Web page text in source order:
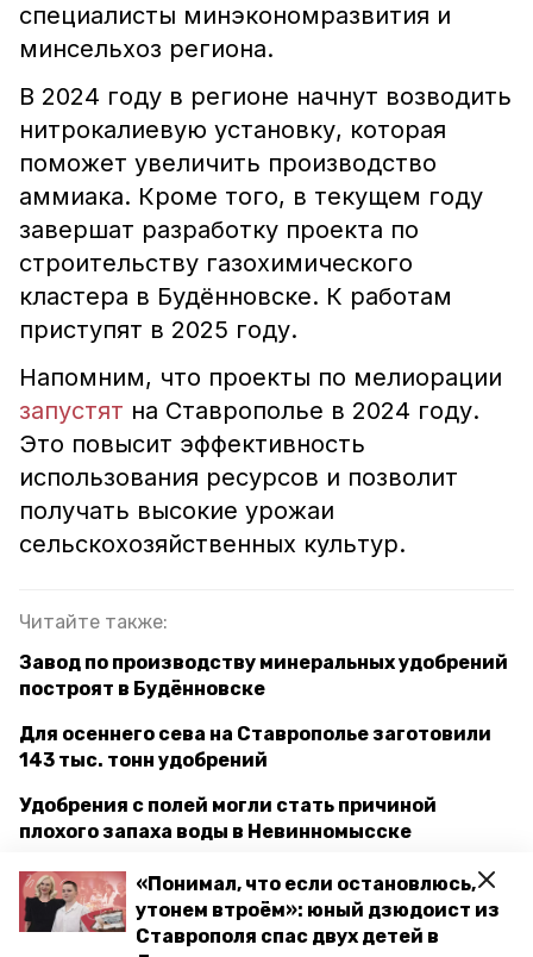
«Понимал, что если остановлюсь,
утонем втроём»: юный дзюдоист из
Ставрополя спас двух детей в
специалисты минэкономразвития и
минсельхоз региона.
В 2024 году в регионе начнут возводить
нитрокалиевую установку, которая
поможет увеличить производство
аммиака. Кроме того, в текущем году
завершат разработку проекта по
строительству газохимического
кластера в Будённовске. К работам
приступят в 2025 году.
Напомним, что проекты по мелиорации
запустят на Ставрополье в 2024 году.
Это повысит эффективность
использования ресурсов и позволит
получать высокие урожаи
сельскохозяйственных культур.
Читайте также:
Завод по производству минеральных удобрений
построят в Будённовске
Для осеннего сева на Ставрополье заготовили
143 тыс. тонн удобрений
Удобрения с полей могли стать причиной
плохого запаха воды в Невинномысске
ставропольский край